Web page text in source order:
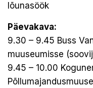
lõunasöök
Päevakava:
9.30 – 9.45 Buss
muuseumisse
9.45 – 10.00